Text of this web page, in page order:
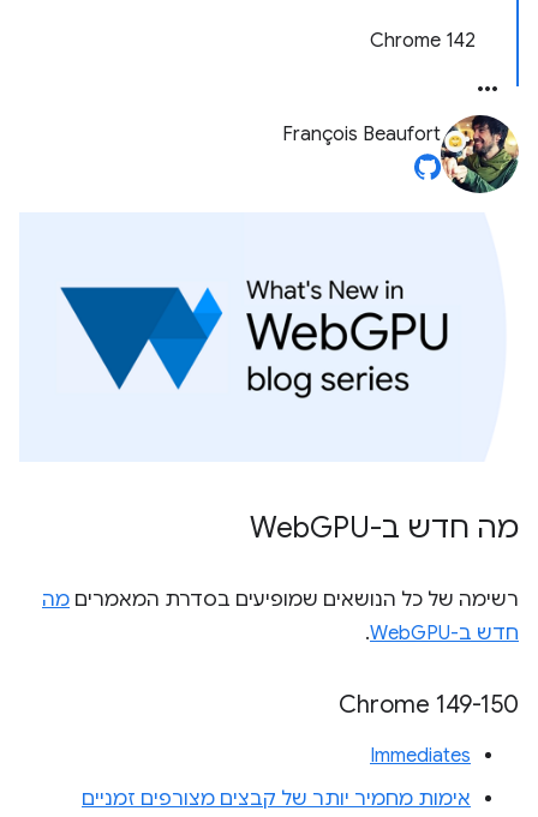
Chrome 142
François Beaufort
מה חדש ב-WebGPU
רשימה של כל הנושאים שמופיעים בסדרת המאמרים מה
חדש ב-WebGPU
.
‫Chrome 149-150
Immediates
אימות מחמיר יותר של קבצים מצורפים זמניים